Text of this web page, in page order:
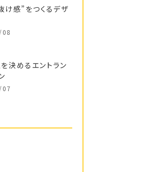
け感”をつくるデザ
決めるエントラン